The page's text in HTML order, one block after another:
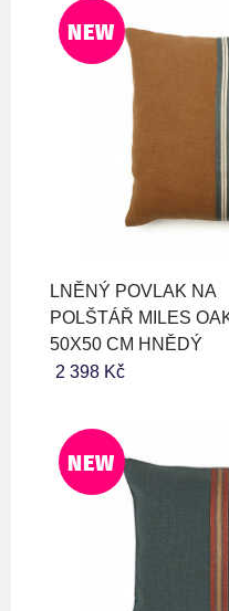
NEW
LNĚNÝ POVLAK NA
POLŠTÁŘ MILES
50X50 CM HNĚDÝ
2 398 Kč
NEW